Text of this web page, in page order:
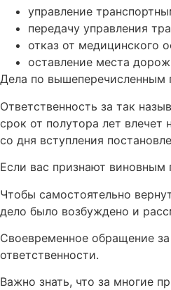
управление
передачу управления
отказ от медицинского
оставление места
Дела по вышеперечисленным
Ответственность за так
срок от полутора лет влечет
со дня вступления
Если вас признают виновным
Чтобы самостоятельно
дело было возбуждено и
Своевременное обращение
ответственности.
Важно знать, что за многие